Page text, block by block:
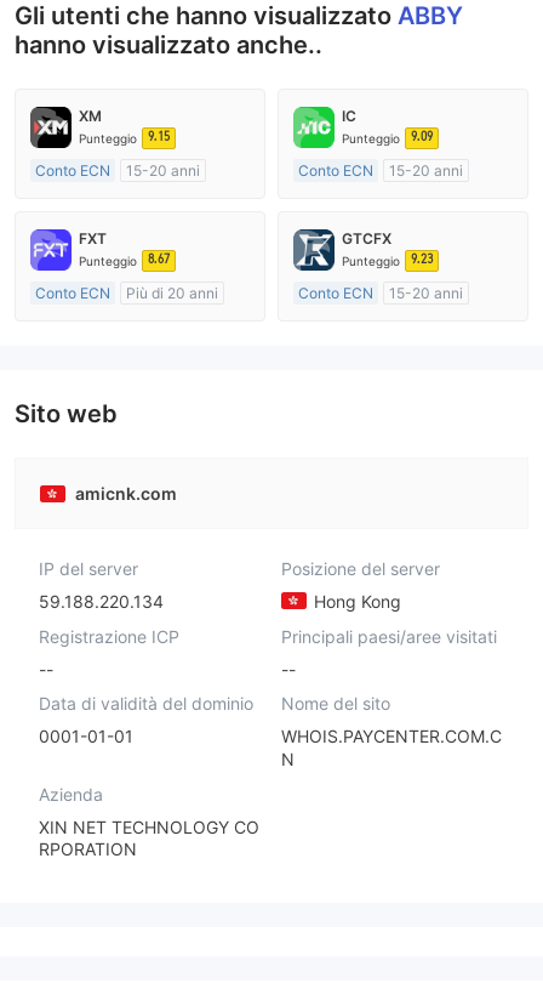
Gli utenti che hanno visualizzato ABBY
hanno visualizzato anche..
XM
Punteggio 9.15
Conto ECN
15-20 anni
Market Making (MM)
Etichetta principale MT4
IC
Punteggio 9.09
Conto ECN
15-20 anni
Market Making (MM)
Etichetta principale MT4
FXT
Punteggio 8.67
Conto ECN
Più di 20 anni
GTCFX
Punteggio 9.23
Conto ECN
15-20 anni
Sito web
amicnk.com
IP del server
59.188.220.134
Posizione del server
Hong Kong
Registrazione ICP
--
Principali paesi/aree visitati
--
Data di validità del dominio
0001-01-01
Nome del sito
WHOIS.PAYCENTER.COM.C
N
Azienda
XIN NET TECHNOLOGY CO
RPORATION